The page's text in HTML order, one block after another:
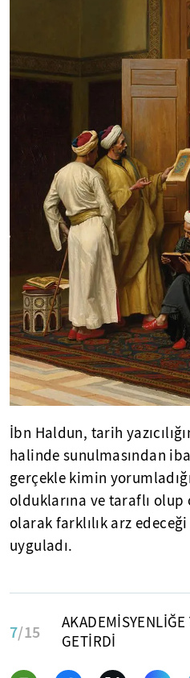
İbn Haldun, tarih
halinde sunulmasından
gerçekle kimin
olduklarına ve taraflı olup
olarak farklılık arz
uyguladı.
7/15
GETİRDİ